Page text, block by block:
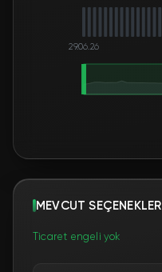
29.06.26
MEVCUT SEÇENEKLER
Ticaret engeli yok